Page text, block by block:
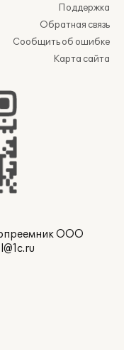
Поддержка
Обратная связь
Сообщить об ошибке
Карта сайта
ООО